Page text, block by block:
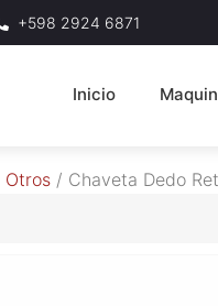
+598 2924 6871
Inicio
Otros / Chaveta Dedo